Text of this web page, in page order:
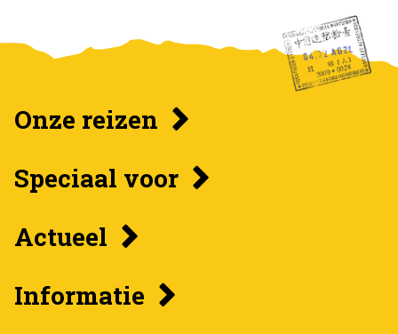
Onze reizen
Speciaal voor
Actueel
Informatie